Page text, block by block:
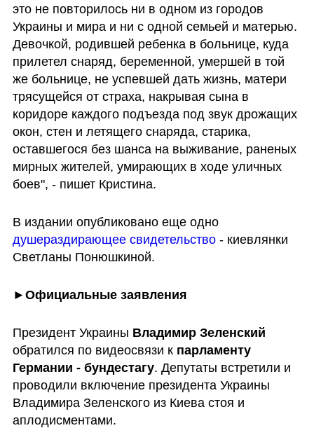
это не повторилось ни в одном из городов
Украины и мира и ни с одной семьей и матерью.
Девочкой, родившей ребенка в больнице, куда
прилетел снаряд, беременной, умершей в той
же больнице, не успевшей дать жизнь, матери
трясущейся от страха, накрывая сына в
коридоре каждого подъезда под звук дрожащих
окон, стен и летящего снаряда, старика,
оставшегося без шанса на выживание, раненых
мирных жителей, умирающих в ходе уличных
боев", - пишет Кристина.
В издании опубликовано еще одно
душераздирающее свидетельство - киевлянки
Светланы Понюшкиной.
► Официальные заявления
Президент Украины Владимир Зеленский
обратился по видеосвязи к парламенту
Германии - бундестагу. Депутаты встретили и
проводили включение президента Украины
Владимира Зеленского из Киева стоя и
аплодисментами.